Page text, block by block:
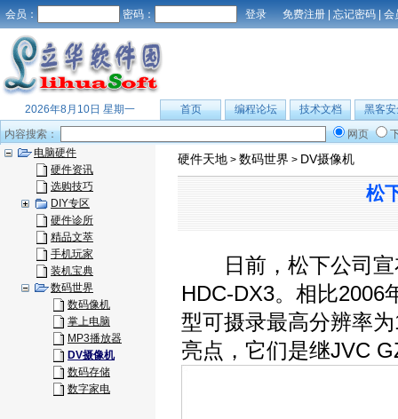
会员： 密码： 免费注册 | 忘记密码 | 会
2026年8月10日 星期一 首页 编程论坛 技术文档
黑客安
内容搜索：
网页
电脑硬件
硬件资讯
选购技巧
DIY专区
硬件诊所
精品文萃
手机玩家
装机宝典
数码世界
数码像机
掌上电脑
MP3播放器
DV摄像机
数码存储
数字家电
硬件天地 > 数码世界 > DV摄像机
松
日前，松下公司宣
HDC-DX3。相比2006
型可摄录最高分辨率
亮点，它们是继JVC